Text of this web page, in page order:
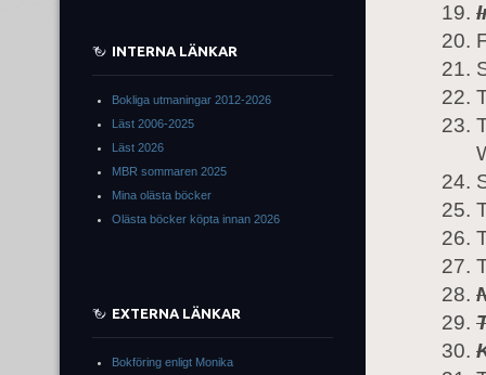
INTERNA LÄNKAR
Bokliga utmaningar 2012-2026
Läst 2006-2025
Läst 2026
MBR sommaren 2025
Mina olästa böcker
Olästa böcker köpta innan 2026
EXTERNA LÄNKAR
Bokföring enligt Monika